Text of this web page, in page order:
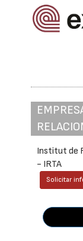
Institut de
- IRTA
Solicitar